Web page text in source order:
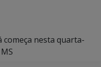
começa nesta quarta-